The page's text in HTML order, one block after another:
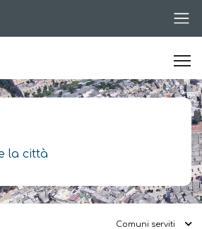
la città
Comuni serviti